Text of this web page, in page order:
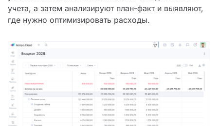
учета, а затем анализируют план-факт и выявляют,
где нужно оптимизировать расходы.